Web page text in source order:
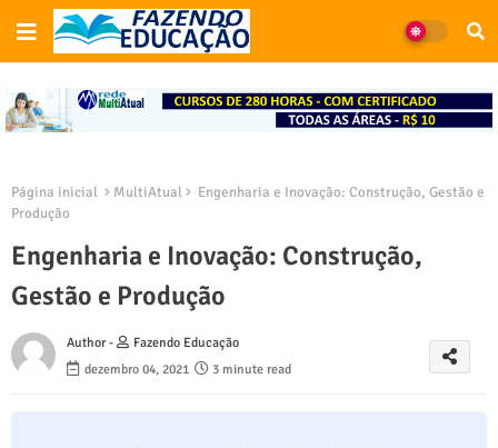
Página inicial MultiAtual
Engenharia e Inovação: Construção, Gestão e
Produção
Engenharia e Inovação: Construção,
Gestão e Produção
Author -
Fazendo Educação
dezembro 04, 2021
3 minute read